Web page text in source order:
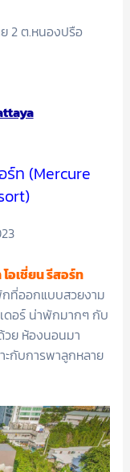
2 ต.หนองปรือ
ร์ท (Mercure
อเชี่ยน รีสอร์ท
ออกแบบสวยงาม
ดอร์ น่าพักมากๆ กับ
วย ห้องนอนมา
กับการพาลูกหลาย